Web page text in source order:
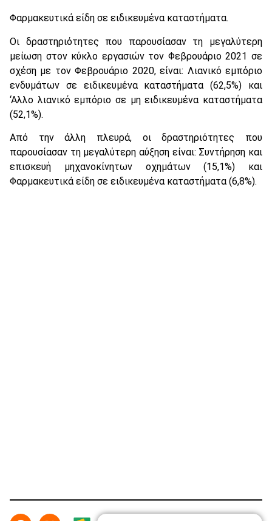
Φαρμακευτικά είδη σε ειδικευμένα καταστήματα.
Οι δραστηριότητες που παρουσίασαν τη μεγαλύτερη
μείωση στον κύκλο εργασιών τον Φεβρουάριο 2021 σε
σχέση με τον Φεβρουάριο 2020, είναι: Λιανικό εμπόριο
ενδυμάτων σε ειδικευμένα καταστήματα (62,5%) και
‘Αλλο λιανικό εμπόριο σε μη ειδικευμένα καταστήματα
(52,1%).
Από την άλλη πλευρά, οι δραστηριότητες που
παρουσίασαν τη μεγαλύτερη αύξηση είναι: Συντήρηση και
επισκευή μηχανοκίνητων οχημάτων (15,1%) και
Φαρμακευτικά είδη σε ειδικευμένα καταστήματα (6,8%).